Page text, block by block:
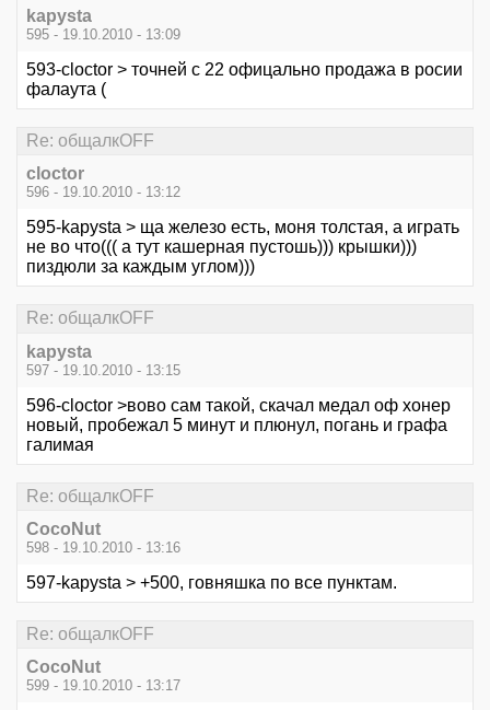
kapysta
595 - 19.10.2010 - 13:09
593-cloctor > точней с 22 офицально продажа в росии
фалаута (
Re: общалкOFF
cloctor
596 - 19.10.2010 - 13:12
595-kapysta > ща железо есть, моня толстая, а играть
не во что((( а тут кашерная пустошь))) крышки)))
пиздюли за каждым углом)))
Re: общалкOFF
kapysta
597 - 19.10.2010 - 13:15
596-cloctor >вово сам такой, скачал медал оф хонер
новый, пробежал 5 минут и плюнул, погань и графа
галимая
Re: общалкOFF
CocoNut
598 - 19.10.2010 - 13:16
597-kapysta > +500, говняшка по все пунктам.
Re: общалкOFF
CocoNut
599 - 19.10.2010 - 13:17